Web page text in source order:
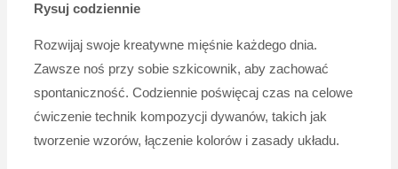
Rysuj codziennie
Rozwijaj swoje kreatywne mięśnie każdego dnia.
Zawsze noś przy sobie szkicownik, aby zachować
spontaniczność. Codziennie poświęcaj czas na celowe
ćwiczenie technik kompozycji dywanów, takich jak
tworzenie wzorów, łączenie kolorów i zasady układu.